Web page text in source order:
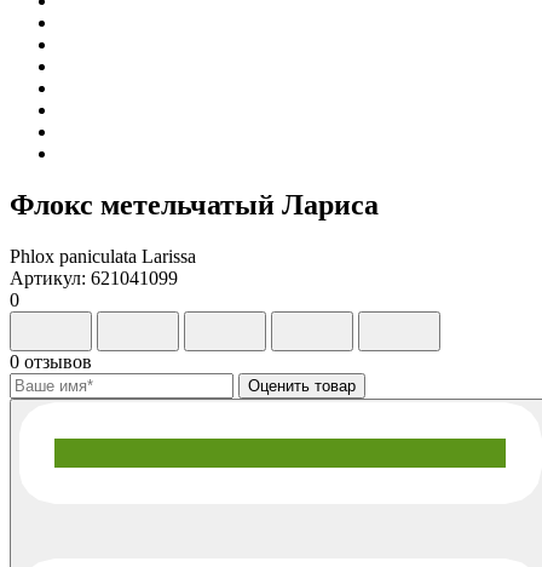
Флокс метельчатый Лариса
Phlox paniculata Larissa
Артикул: 621041099
0
0 отзывов